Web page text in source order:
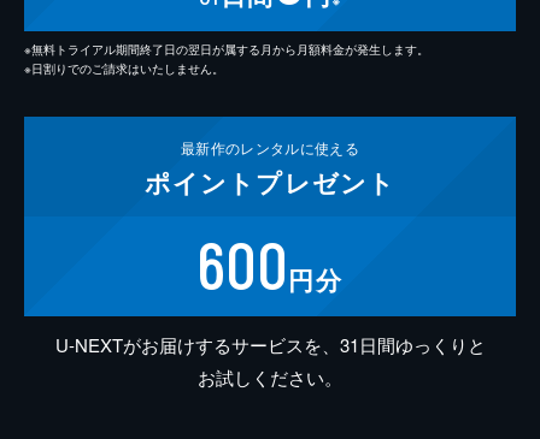
※無料トライアル期間終了日の翌日が属する月から月額料金が発生します。
※日割りでのご請求はいたしません。
最新作のレンタルに使える
ポイント プレゼント
600円分
U-NEXTがお届けするサービスを、31日間ゆっくりと
お試しください。